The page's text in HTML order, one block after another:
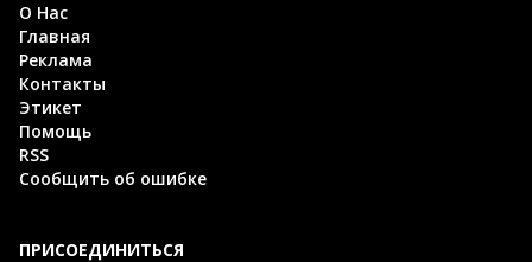
О Нас
Главная
Реклама
Контакты
Этикет
Помощь
RSS
Сообщить об ошибке
ПРИСОЕДИНИТЬСЯ